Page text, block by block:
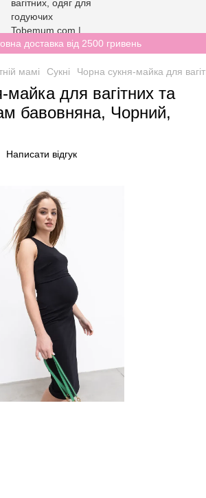
доставка від 2500 гривень
мамі Сукні Чорна сукня-майка для
майка для вагітних та
бавовняна, Чорний,
Написати відгук